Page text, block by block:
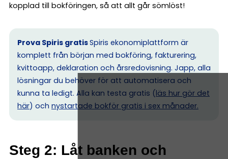
kopplad till bokföringen, så att allt går sömlöst!
Prova Spiris gratisSpiris ekonomiplattform är
komplett från början med bokföring, fakturering,
kvittoapp, deklaration och årsredovisning. Japp, alla
lösningar du behöver för att automatisera och
kunna ta ledigt. Alla kan testa gratis (läs hur gör det
här) och nystartade bokför gratis i sex månader.
Steg 2: Låt banken och